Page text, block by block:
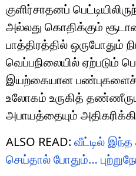
குளிர்சாதனப்
அல்லது கொதிக்கும்
பாத்திரத்தில் ஒருபோதும்
வெப்பநிலையில் ஏற்படும்
இயற்கையான பண்புகளைச்
உலோகம் உருகித்
அபாயத்தையும்
ALSO READ: வீட்டில்
செய்தால் போதும்…